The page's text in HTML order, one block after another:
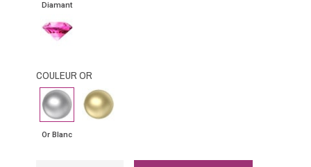
Diamant
Saphir
rose
COULEUR OR
Or
Blanc
Or Blanc
Or
Jaune